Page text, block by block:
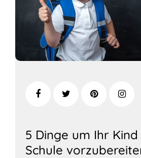
5 Dinge um Ihr
Schule